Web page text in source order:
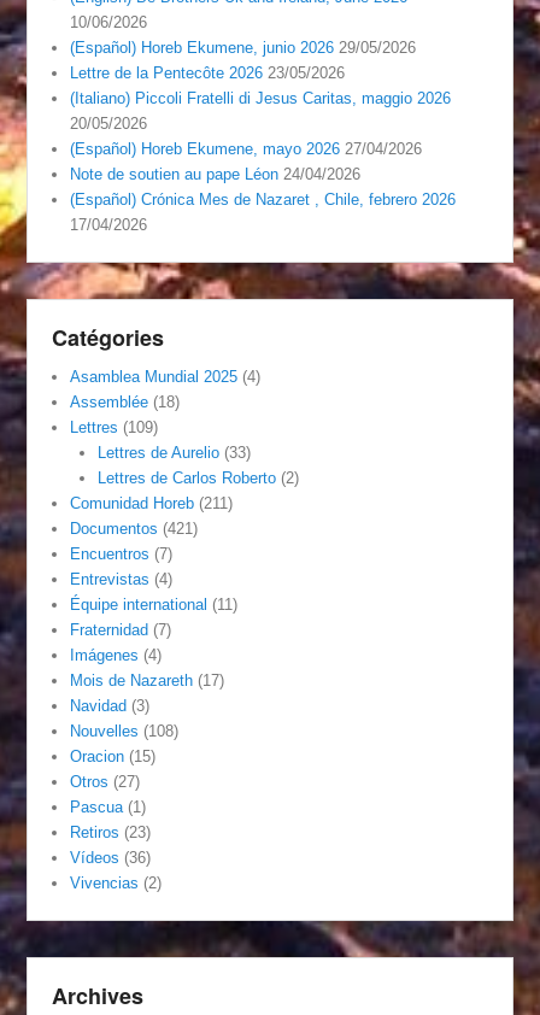
10/06/2026
(Español) Horeb Ekumene, junio 2026 29/05/2026
Lettre de la Pentecôte 2026 23/05/2026
(Italiano) Piccoli Fratelli di Jesus Caritas, maggio 2026
20/05/2026
(Español) Horeb Ekumene, mayo 2026 27/04/2026
Note de soutien au pape Léon 24/04/2026
(Español) Crónica Mes de Nazaret , Chile, febrero 2026
17/04/2026
Catégories
Asamblea Mundial 2025 (4)
Assemblée (18)
Lettres (109)
Lettres de Aurelio(33)
Lettres de Carlos Roberto(2)
Comunidad Horeb (211)
Documentos (421)
Encuentros (7)
Entrevistas (4)
Équipe international (11)
Fraternidad (7)
Imágenes (4)
Mois de Nazareth (17)
Navidad (3)
Nouvelles (108)
Oracion (15)
Otros (27)
Pascua (1)
Retiros (23)
Vídeos (36)
Vivencias (2)
Archives